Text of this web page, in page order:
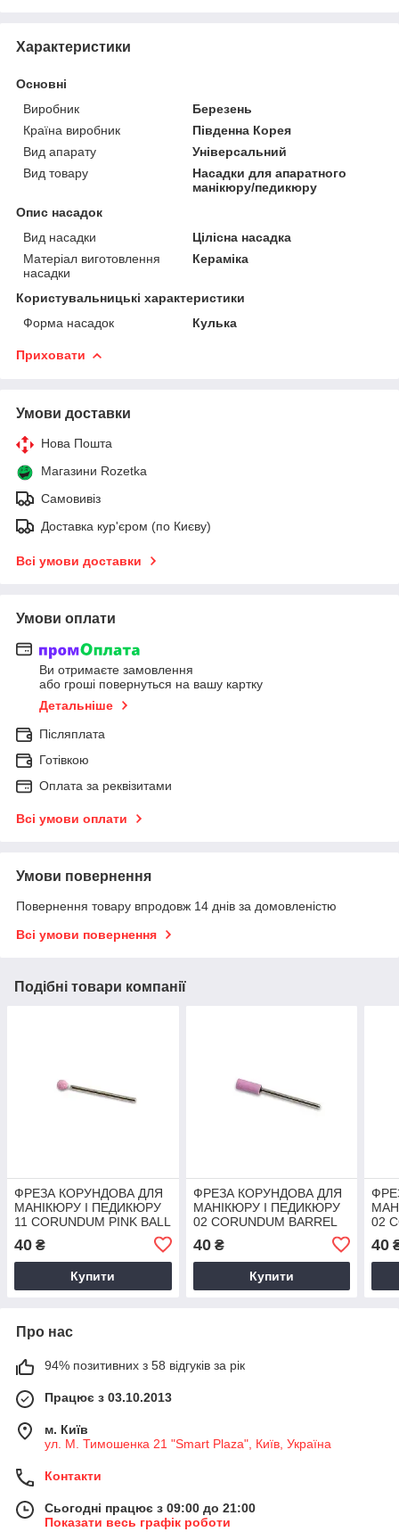
Характеристики
Основні
Виробник
Березень
Країна виробник
Південна Корея
Вид апарату
Універсальний
Вид товару
Насадки для апаратного
манікюру/педикюру
Опис насадок
Вид насадки
Цілісна насадка
Матеріал виготовлення
насадки
Кераміка
Користувальницькі характеристики
Форма насадок
Кулька
Приховати
Умови доставки
Нова Пошта
Магазини Rozetka
Самовивіз
Доставка кур'єром (по Києву)
Всі умови доставки
Умови оплати
Ви отримаєте замовлення
або гроші повернуться на вашу картку
Детальніше
Післяплата
Готівкою
Оплата за реквізитами
Всі умови оплати
Умови повернення
Повернення товару впродовж 14 днів за домовленістю
Всі умови повернення
Подібні товари компанії
ФРЕЗА КОРУНДОВА ДЛЯ
МАНІКЮРУ І ПЕДИКЮРУ
11 CORUNDUM PINK BALL
40 ₴
Купити
ФРЕЗА КОРУНДОВА ДЛЯ
МАНІКЮРУ І ПЕДИКЮРУ
02 CORUNDUM BARREL
40₴
Купити
02
40
Про нас
94% позитивних з 58 відгуків за рік
Працює з 03.10.2013
м. Київ
ул. М. Тимошенка 21 "Smart Plaza", Київ, Україна
Контакти
Сьогодні працює з 09:00 до 21:00
Показати весь графік роботи